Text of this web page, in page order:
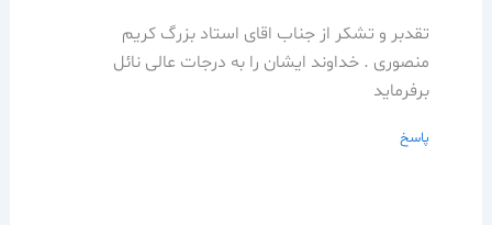
تقدبر و تشکر از جناب اقای استاد بزرگ کریم
منصوری . خداوند ایشان را به درجات عالی نائل
برفرماید
پاسخ